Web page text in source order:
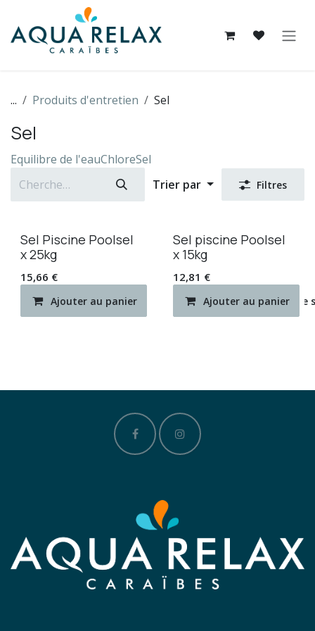
Se rendre au contenu
... Produits d'entretien Sel
Sel
Equilibre de l'eauChloreSel
Trier par
Filtres
Sel Piscine Poolsel
x 25kg
15,66 €
Ajouter au panier Ajouter à la liste de
Sel piscine Poolsel
x 15kg
12,81 €
Ajouter au panier